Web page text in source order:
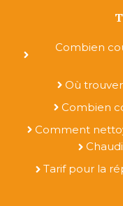
Combien
Où
Combien
Comment
Tarif pour la